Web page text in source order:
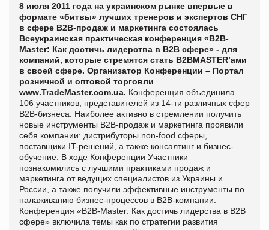
8 июля 2011 года на украинском рынке впервые в
формате «битвы» лучших тренеров и экспертов СНГ
в сфере В2В-продаж и маркетинга состоялась
Всеукраинская практическая конференция «В2В-
Master: Как достичь лидерства в В2В сфере» - для
компаний, которые стремятся стать B2BMASTER’ами
в своей сфере. Организатор Конференции – Портал
розничной и оптовой торговли
www.TradeMaster.com.ua. Конференция объединила
106 участников, представителей из 14-ти различных сфер
В2В-бизнеса. Наиболее активно в стремлении получить
новые инструменты В2В-продаж и маркетинга проявили
себя компании: дистрибуторы non-food сферы,
поставщики IT-решений, а также консалтинг и бизнес-
обучение. В ходе Конференции Участники
познакомились с лучшими практиками продаж и
маркетинга от ведущих специалистов из Украины и
России, а также получили эффективные инструменты по
налаживанию бизнес-процессов в В2В-компании.
Конференция «В2В-Master: Как достичь лидерства в В2В
сфере» включила темы как по стратегии развития